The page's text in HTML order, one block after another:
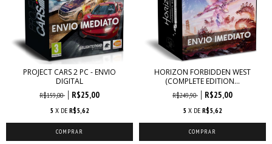
PROJECT CARS 2 PC - ENVIO
DIGITAL
R$159,00 R$25,00
5 X DE R$5,62
HORIZON FORBIDDEN WEST
(COMPLETE EDITION...
R$249,90 R$25,00
5 X DE R$5,62